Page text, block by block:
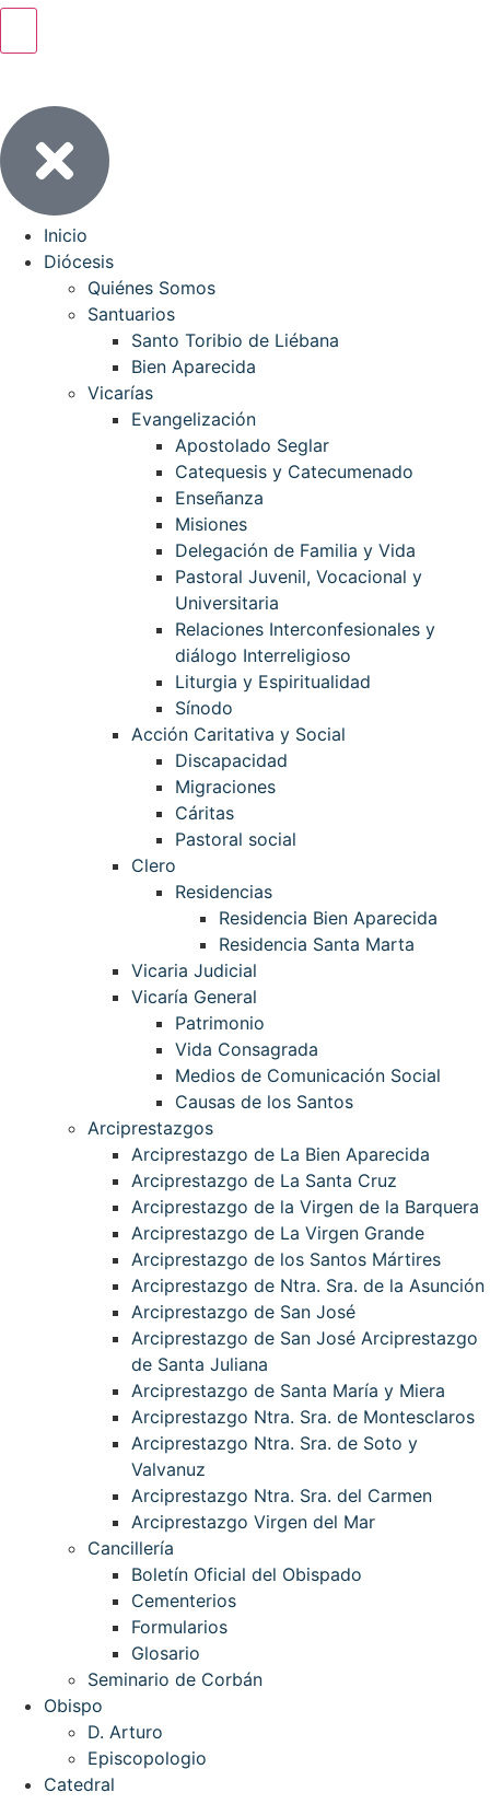
Inicio
Diócesis
Quiénes Somos
Santuarios
Santo Toribio de Liébana
Bien Aparecida
Vicarías
Evangelización
Apostolado Seglar
Catequesis y Catecumenado
Enseñanza
Misiones
Delegación de Familia y Vida
Pastoral Juvenil, Vocacional y
Universitaria
Relaciones Interconfesionales y
diálogo Interreligioso
Liturgia y Espiritualidad
Sínodo
Acción Caritativa y Social
Discapacidad
Migraciones
Cáritas
Pastoral social
Clero
Residencias
Residencia Bien Aparecida
Residencia Santa Marta
Vicaria Judicial
Vicaría General
Patrimonio
Vida Consagrada
Medios de Comunicación Social
Causas de los Santos
Arciprestazgos
Arciprestazgo de La Bien Aparecida
Arciprestazgo de La Santa Cruz
Arciprestazgo de la Virgen de la Barquera
Arciprestazgo de La Virgen Grande
Arciprestazgo de los Santos Mártires
Arciprestazgo de Ntra. Sra. de la Asunción
Arciprestazgo de San José
Arciprestazgo de San José Arciprestazgo
de Santa Juliana
Arciprestazgo de Santa María y Miera
Arciprestazgo Ntra. Sra. de Montesclaros
Arciprestazgo Ntra. Sra. de Soto y
Valvanuz
Arciprestazgo Ntra. Sra. del Carmen
Arciprestazgo Virgen del Mar
Cancillería
Boletín Oficial del Obispado
Cementerios
Formularios
Glosario
Seminario de Corbán
Obispo
D. Arturo
Episcopologio
Catedral